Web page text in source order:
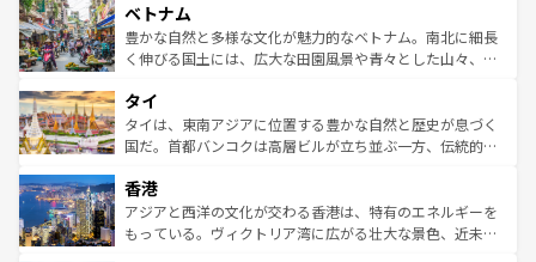
参照してほしい。
容にもいいと評判のスイーツなど、バラエティ豊かな料理
が味わえる。 なお、新着の台湾情報は コンテンツ一覧を参
照してほしい。
き、地方に足を延ばせば四季折々の自然美を楽しむことが
できる。そして、キムチや焼肉、絶品のストリートフード
まで、さまざまな韓国料理が待っている。夜には、韓国な
リティに包まれながら、韓国の多彩な魅力を心ゆくまで味
わってみてほしい。 なお、新着の韓国情報はコンテンツ一
覧を参照してほしい。
ベトナム
豊かな自然と多様な文化が魅力的なベトナム。南北に細長
く伸びる国土には、広大な田園風景や青々とした山々、世
急速な発展と共に伝統が息づく。ハノイの古い町並みやホ
ーチミン市のフランス統治時代の建物も、独特の雰囲気を
醸し出している。また、バラエティの豊かさとおいしさで
とつ。フォーやバインミー、ベトナムコーヒーなどは、ぜ
ひ現地で味わいたい。どの地域を訪れてもあたたかい人々
が旅行者を迎えてくれるので、きっと忘れられない旅にな
タイ
タイは、東南アジアに位置する豊かな自然と歴史が息づく
国だ。首都バンコクは高層ビルが立ち並ぶ一方、伝統的な
の活気が交差している。北部ではチェンマイなどの山岳地
帯で自然と触れ合い、南部ではプーケットやクラビの美し
いビーチでリゾート気分を楽しむことができる。タイ料理
香港
アジアと西洋の文化が交わる香港は、特有のエネルギーを
もっている。ヴィクトリア湾に広がる壮大な景色、近未来